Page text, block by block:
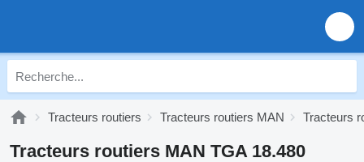
Tracteurs routiers Tracteurs routiers MAN Tracteurs
Tracteurs routiers MAN TGA 18.480